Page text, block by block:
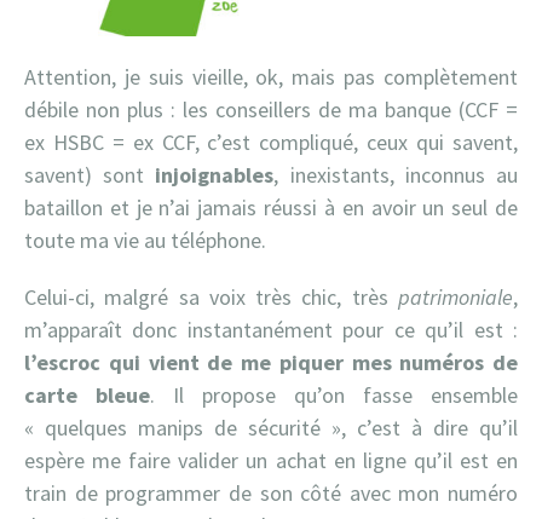
Attention, je suis vieille, ok, mais pas complètement
débile non plus : les conseillers de ma banque (CCF =
ex HSBC = ex CCF, c’est compliqué, ceux qui savent,
savent) sont injoignables, inexistants, inconnus au
bataillon et je n’ai jamais réussi à en avoir un seul de
toute ma vie au téléphone.
Celui-ci, malgré sa voix très chic, très patrimoniale,
m’apparaît donc instantanément pour ce qu’il est :
l’escroc qui vient de me piquer mes numéros de
carte bleue. Il propose qu’on fasse ensemble
« quelques manips de sécurité », c’est à dire qu’il
espère me faire valider un achat en ligne qu’il est en
train de programmer de son côté avec mon numéro